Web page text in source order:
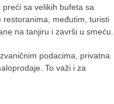
sa velikih bufeta sa
restoranima, međutim, turisti
na tanjiru i završi u smeću.
podacima, privatna
To važi i za